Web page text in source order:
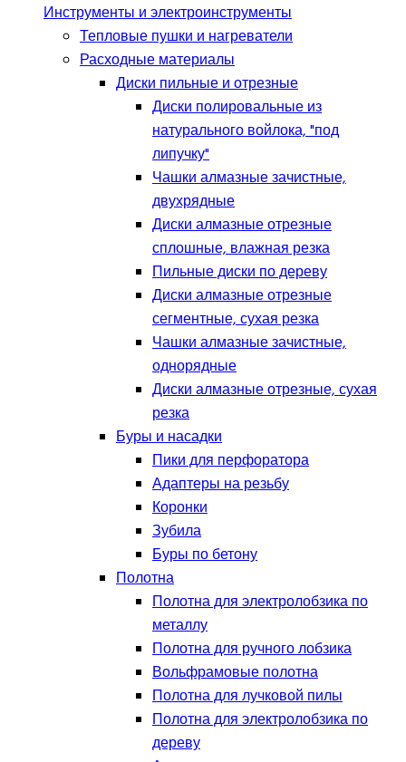
Инструменты и электроинструменты
Тепловые пушки и нагреватели
Расходные материалы
Диски пильные и отрезные
Диски полировальные из
натурального войлока, "под
липучку"
Чашки алмазные зачистные,
двухрядные
Диски алмазные отрезные
сплошные, влажная резка
Пильные диски по дереву
Диски алмазные отрезные
сегментные, сухая резка
Чашки алмазные зачистные,
однорядные
Диски алмазные отрезные, сухая
резка
Буры и насадки
Пики для перфоратора
Адаптеры на резьбу
Коронки
Зубила
Буры по бетону
Полотна
Полотна для электролобзика по
металлу
Полотна для ручного лобзика
Вольфрамовые полотна
Полотна для лучковой пилы
Полотна для электролобзика по
дереву